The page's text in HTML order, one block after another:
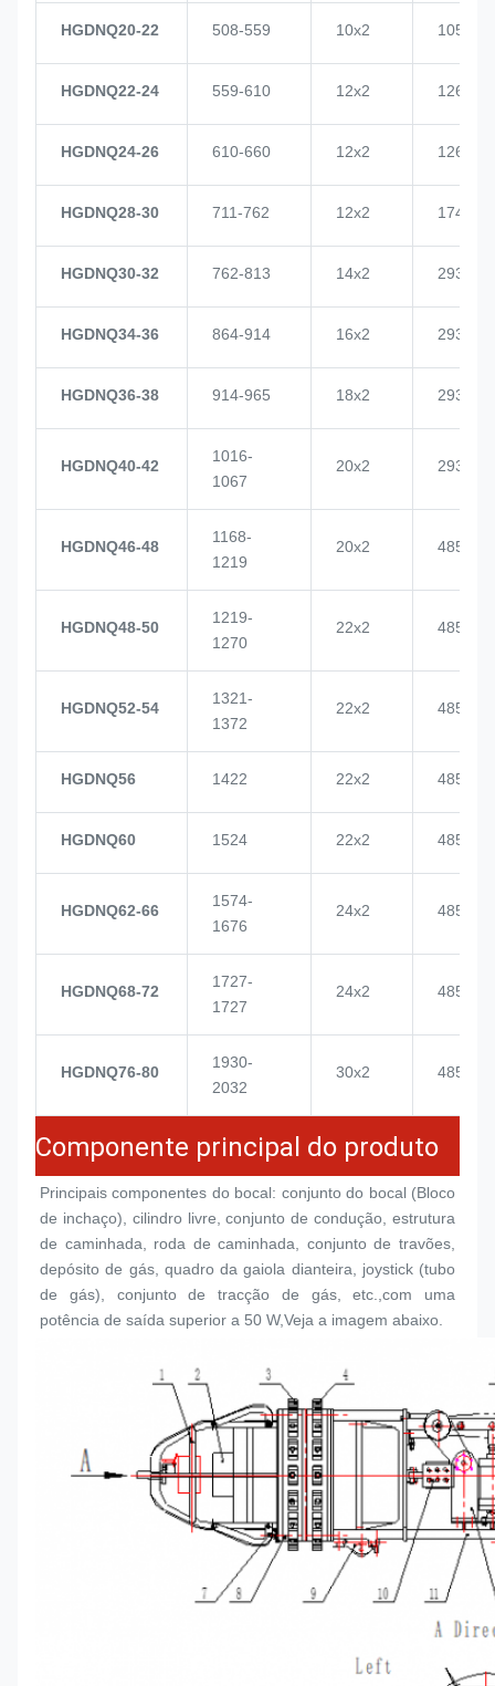
HGDNQ20-22 508-559 10x2 1057
HGDNQ22-24 559-610 12x2 1268
HGDNQ24-26 610-660 12x2 1268
HGDNQ28-30 711-762 12x2 1748
HGDNQ30-32 762-813 14x2 2937
HGDNQ34-36 864-914 16x2 2937
HGDNQ36-38 914-965 18x2 2937
HGDNQ40-42
1016-
1067
20x2 2937
HGDNQ46-48
1168-
1219
20x2 4855
HGDNQ48-50
1219-
1270
22x2 4855
HGDNQ52-54
1321-
1372
22x2 4855
HGDNQ56 1422 22x2 4855
HGDNQ60 1524 22x2 4855
HGDNQ62-66
1574-
1676
24x2 4855
HGDNQ68-72
1727-
1727
24x2 4855
HGDNQ76-80
1930-
2032
30x2 4855
Componente principal do produto
Principais componentes do bocal: conjunto do bocal (Bloco
de inchaço), cilindro livre, conjunto de condução, estrutura
de caminhada, roda de caminhada, conjunto de travões,
depósito de gás, quadro da gaiola dianteira, joystick (tubo
de gás), conjunto de tracção de gás, etc.,com uma
potência de saída superior a 50 W,Veja a imagem abaixo.